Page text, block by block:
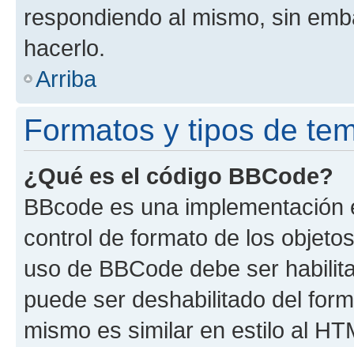
respondiendo al mismo, sin
hacerlo.
Arriba
Formatos y tipos de
¿Qué es el código BBCode?
BBcode es una
control de formato de los
uso de BBCode debe ser
puede ser deshabilitado del
mismo es similar en estilo al